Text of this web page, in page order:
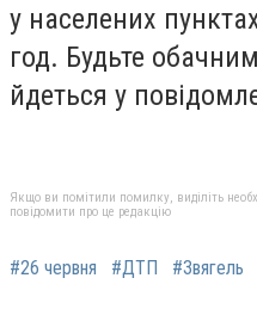
у населених
год. Будьте
йдеться у
Якщо ви помітили помилку, виділіть
повідомити про це редакцію
#26 червня #ДТП #Звягель